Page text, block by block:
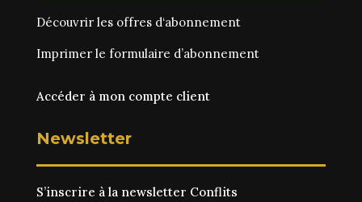
Découvrir les offres d‘abonnement
Imprimer le formulaire d’abonnement
Accéder à mon compte client
Newsletter
S’inscrire à la newsletter Conflits